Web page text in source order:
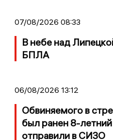
07/08/2026 08:33
В небе над
БПЛА
06/08/2026 13:12
Обвиняемого в
был ранен 8-
отправили в СИЗО